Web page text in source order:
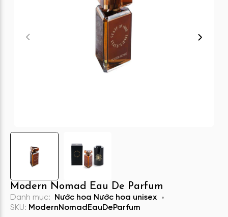
Modern Nomad Eau De Parfum
Danh mục: Nước hoa Nước hoa unisex
SKU: ModernNomadEauDeParfum